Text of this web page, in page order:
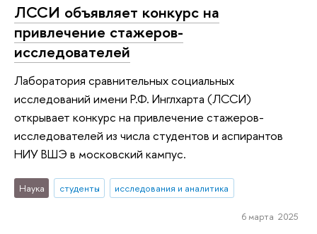
ЛССИ объявляет конкурс на
привлечение стажеров-
исследователей
Лаборатория сравнительных социальных
исследований имени Р.Ф. Инглхарта (ЛССИ)
открывает конкурс на привлечение стажеров-
исследователей из числа студентов и аспирантов
НИУ ВШЭ в московский кампус.
Наука студенты исследования и аналитика
6 марта 2025